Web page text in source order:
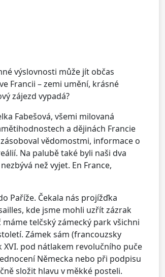
výslovnosti může jít občas
Francii – zemi umění, krásné
zájezd vypadá?
Fabešová, všemi milovaná
a dějinách Francie
vědomostmi, informace o
Na palubě také byli naši dva
než vyjet. En France,
Paříže. Čekala nás projížďka
kde jsme mohli uzřít zázrak
telčský zámecký park všichni
Zámek sám (francouzsky
XVI. pod nátlakem revolučního puče
Německa nebo při podpisu
složit hlavu v měkké posteli.